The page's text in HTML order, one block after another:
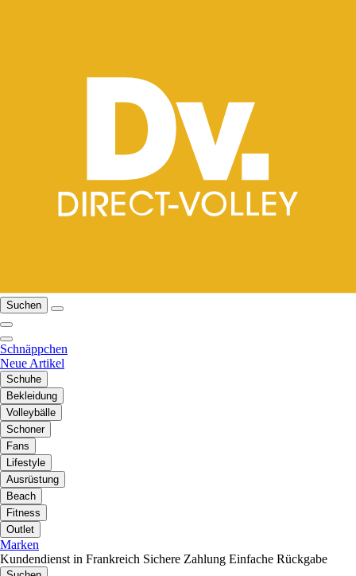
Suchen
Schnäppchen
Neue Artikel
Schuhe
Bekleidung
Volleybälle
Schoner
Fans
Lifestyle
Ausrüstung
Beach
Fitness
Outlet
Marken
Kundendienst in Frankreich Sichere Zahlung Einfache Rückgabe